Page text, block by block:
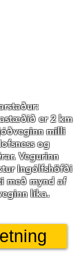
er 2 km
milli
og
Vegurinn
Ingólfshöfði
með mynd af
líka.